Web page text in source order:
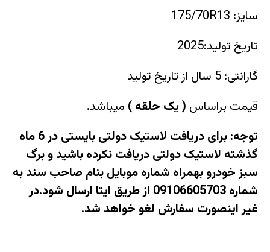
سایز: 175/70R13
تاریخ تولید:2025
گارانتی: 5 سال از تاریخ تولید
قیمت براساس (یک حلقه) میباشد.
توجه: برای دریافت لاستیک دولتی بایستی در 6 ماه
گذشته لاستیک دولتی دریافت نکرده باشید و برگ
سبز خودرو بهمراه شماره موبایل بنام صاحب سند به
شماره 09106605703 از طریق ایتا ارسال شود.در
غیر اینصورت سفارش لغو خواهد شد.